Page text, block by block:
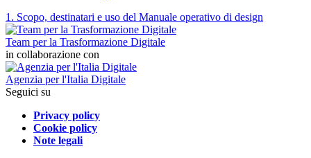
1. Scopo, destinatari e uso del Manuale operativo di design
Team per la Trasformazione Digitale
in collaborazione con
Agenzia per l'Italia Digitale
Seguici su
Privacy policy
Cookie policy
Note legali